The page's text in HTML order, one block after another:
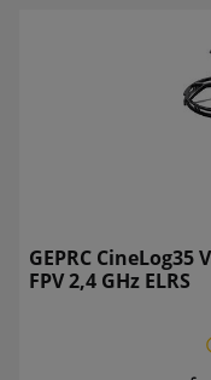
GEPRC CineLog35
FPV 2,4 GHz ELRS